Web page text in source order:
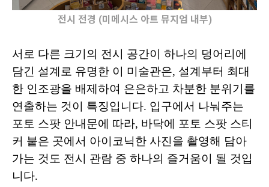
전시 전경 (미메시스 아트 뮤지엄 내부)
서로 다른 크기의 전시 공간이 하나의 덩어리에
담긴 설계로 유명한 이 미술관은, 설계부터 최대
한 인조광을 배제하여 은은하고 차분한 분위기를
연출하는 것이 특징입니다. 입구에서 나눠주는
포토 스팟 안내문에 따라, 바닥에 포토 스팟 스티
커 붙은 곳에서 아이코닉한 사진을 촬영해 담아
가는 것도 전시 관람 중 하나의 즐거움이 될 것입
니다.